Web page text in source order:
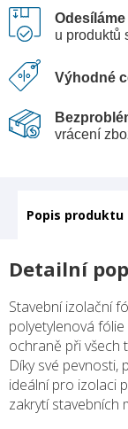
u produktů
Výhodné
vrácení
Popis
Detailní
Stavební izolační
polyetylenová
ochraně při všech
Díky své
ideální pro izolaci
zakrytí stavebních